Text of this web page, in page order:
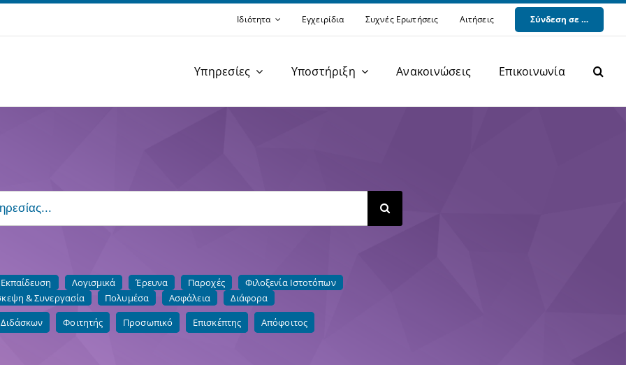
Ιδιότητα Εγχειρίδια Συχνές Ερωτήσεις Αιτήσεις Σύνδεση σε …
Υπηρεσίες
Σύνδεση στο Δίκτυο (Network)
Υποστήριξη Ανακοινώσεις Επικοινωνία
Εκπαίδευση Λογισμικά Έρευνα Παροχές
Φιλοξενία Ιστοτόπων
& Συνεργασία
Πολυμέσα Ασφάλεια Διάφορα
Διδάσκων Φοιτητής Προσωπικό Επισκέπτης Απόφοιτος